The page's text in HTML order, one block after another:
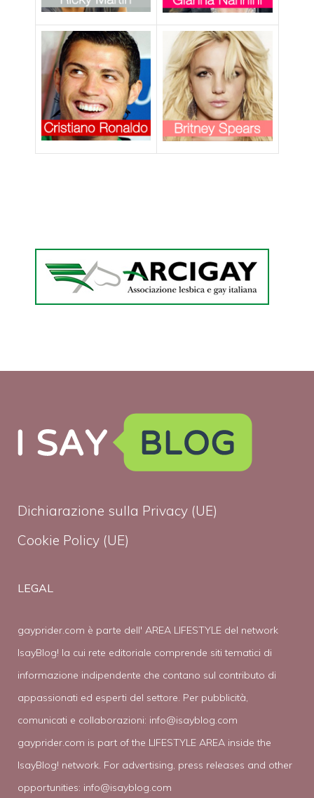
Dichiarazione sulla Privacy (UE)
Cookie Policy (UE)
LEGAL
gayprider.com è parte dell' AREA LIFESTYLE del network
IsayBlog! la cui rete editoriale comprende siti tematici di
informazione indipendente che contano sul contributo di
appassionati ed esperti del settore. Per pubblicità,
comunicati e collaborazioni: info@isayblog.com
gayprider.com is part of the LIFESTYLE AREA inside the
IsayBlog! network. For advertising, press releases and other
opportunities: info@isayblog.com